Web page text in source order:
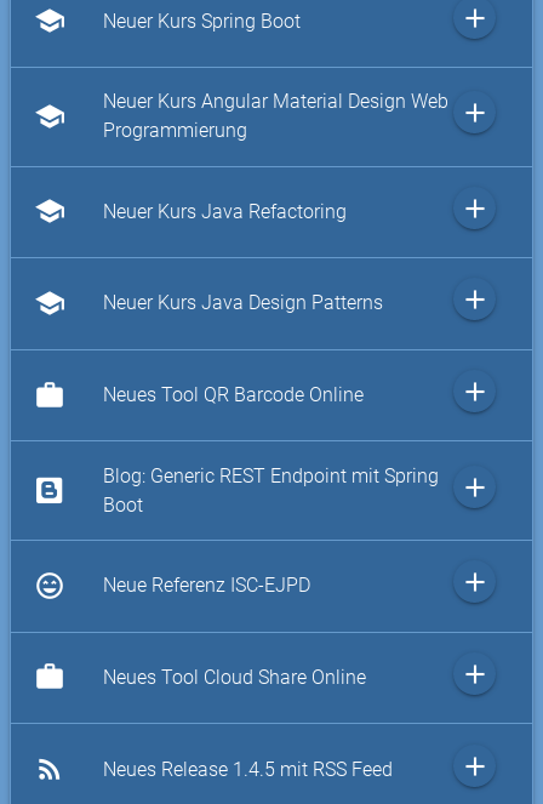
school Neuer Kurs Spring Boot add
school
Neuer Kurs Angular Material Design Web
Programmierung
add
school Neuer Kurs Java Refactoring add
school Neuer Kurs Java Design Patterns add
work Neues Tool QR Barcode Online add
Blog: Generic REST Endpoint mit Spring
Boot
add
sentiment_very_satisfied Neue Referenz ISC-EJPD add
work Neues Tool Cloud Share Online add
rss_feed Neues Release 1.4.5 mit RSS Feed add